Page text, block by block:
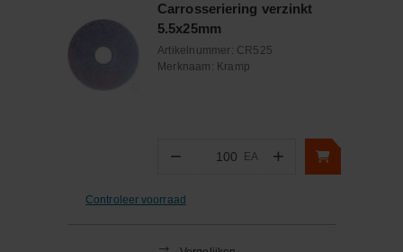
Carrosseriering verzinkt
5.5x25mm
Artikelnummer: CR525
Merknaam: Kramp
− Aantal
EA +
Controleer voorraad